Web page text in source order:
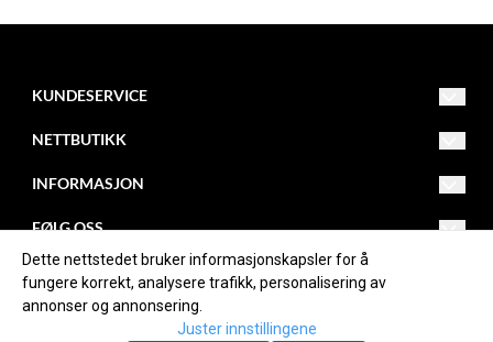
KUNDESERVICE
kundeservice@westernbutikken.no
Returadresse:
Westernbutikken AS
Helleveien 275
3790 Helle
NETTBUTIKK
Opprett konto
Logg inn
INFORMASJON
Blogg
Nyhetsbrev
FØLG OSS
Facebook
Instagram
Dette nettstedet bruker informasjonskapsler for å
fungere korrekt, analysere trafikk, personalisering av
annonser og annonsering.
Juster innstillingene